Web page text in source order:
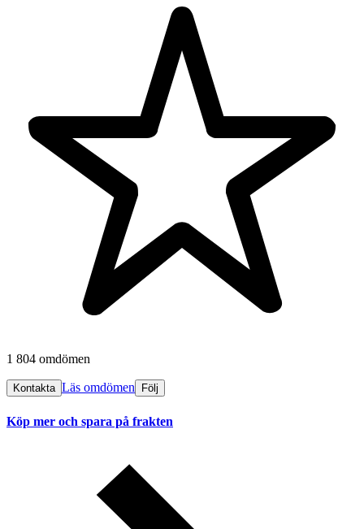
1 804 omdömen
Kontakta Läs omdömen Följ
Köp mer och spara på frakten